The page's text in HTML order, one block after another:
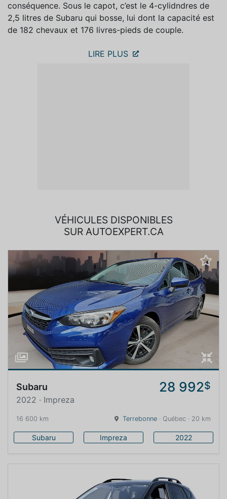
conséquence. Sous le capot, c’est le 4-cylidndres de
2,5 litres de Subaru qui bosse, lui dont la capacité est
de 182 chevaux et 176 livres-pieds de couple.
LIRE PLUS
VÉHICULES DISPONIBLES
SUR AUTOEXPERT.CA
Subaru 28 992$
2022 · Impreza
16 600 km Terrebonne · Québec · 20 km
Subaru Impreza 2022